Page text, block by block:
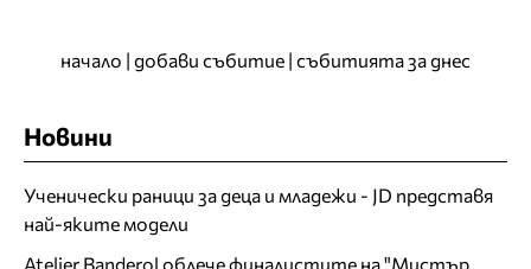
начало | добави събитие | събитията за днес
Новини
Ученически раници за деца и младежи - JD представя
най-яките модели
Atelier Banderol облече финалистите на "Мистър